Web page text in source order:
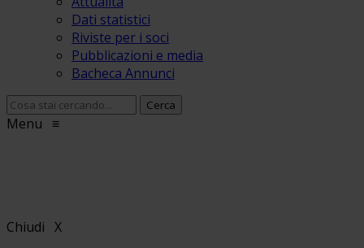
Dati statistici
Riviste per i soci
Pubblicazioni e media
Bacheca Annunci
Menu ≡
Chiudi X